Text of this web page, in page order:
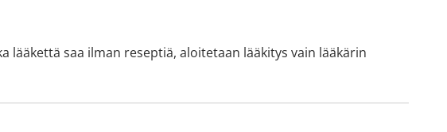
lääkettä saa ilman reseptiä, aloitetaan lääkitys vain lääkärin